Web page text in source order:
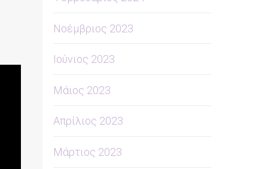
Νοέμβριος 2023
Ιούνιος 2023
Μάιος 2023
Απρίλιος 2023
Μάρτιος 2023